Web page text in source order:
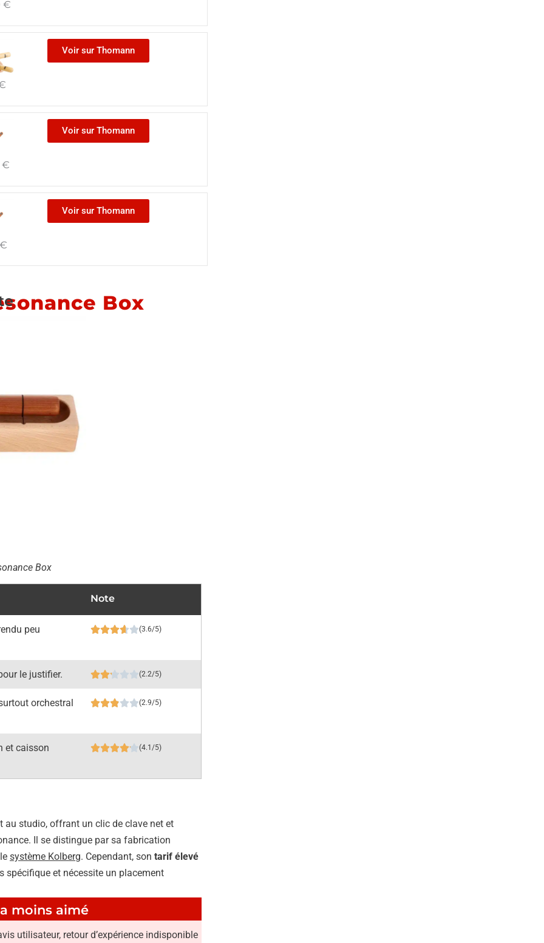
€
Voir sur Thomann
€
Voir sur Thomann
€
Voir sur Thomann
Box
Box
Note
peu
(3.6/5)
le justifier. (2.2/5)
orchestral
(2.9/5)
et caisson
(4.1/5)
au studio, offrant un clic de clave net et
Il se distingue par sa fabrication
système Kolberg. Cependant, son tarif élevé
spécifique et nécessite un placement
moins aimé
utilisateur, retour d’expérience indisponible